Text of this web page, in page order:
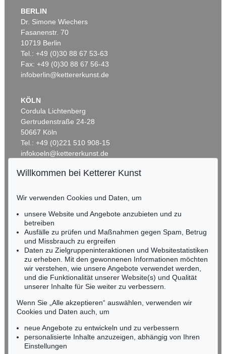
ARNULF RAINER
Horizontalgestaltung, 1951
Ergebnis:€ 168.750
Auktion 606 - Lot 6
, 1956
Ergebnis:€ 154.800
Auktion 545 - Lot 59
Übermalung
Ergebnis:
Auktion 420 - Lot 827
ARNULF RAINER
Schwarze Übermalung, 1961
Ergebnis:€ 103.750
ARNULF RAINER
Ergebnis: € 93.750
BERLIN
Dr. Simone Wiechers
Fasanenstr. 70
10719 Berlin
Tel.: +49 (0)30 88 67 53-63
Fax: +49 (0)30 88 67 56-43
infoberlin@kettererkunst.de
KÖLN
Cordula Lichtenberg
Gertrudenstraße 24-28
50667 Köln
Tel.: +49 (0)221 510 908-15
infokoeln@kettererkunst.de
RHEINLAND-PFALZ
Miriam Heß
Tel.: +49 (0)62 21 58 80-038
Fax: +49 (0)62 21 58 80-595
infoheidelberg@kettererkunst.de
NORDDEUTSCHLAND
Nico Kassel, M.A.
Tel.: +49 (0)89 55244-164
Mobil: +49 (0)171 8618661
n.kassel@kettererkunst.de
Keine Auktion mehr verpassen!
Willkommen bei Ketterer Kunst
Wir verwenden Cookies und Daten, um
unsere Website und Angebote anzubieten und zu
betreiben
Ausfälle zu prüfen und Maßnahmen gegen Spam, Betrug
und Missbrauch zu ergreifen
Daten zu Zielgruppeninteraktionen und Websitestatistiken
zu erheben. Mit den gewonnenen Informationen möchten
wir verstehen, wie unsere Angebote verwendet werden,
und die Funktionalität unserer Website(s) und Qualität
unserer Inhalte für Sie weiter zu verbessern.
Wenn Sie „Alle akzeptieren“ auswählen, verwenden wir
Cookies und Daten auch, um
neue Angebote zu entwickeln und zu verbessern
personalisierte Inhalte anzuzeigen, abhängig von Ihren
Einstellungen